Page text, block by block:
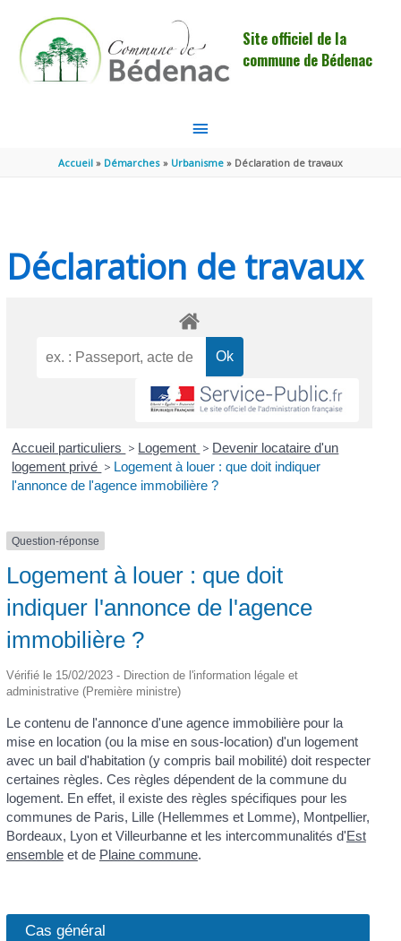
Site officiel de la
commune de Bédenac
MENU
PRINCIPAL
Accueil Démarches Urbanisme Déclaration de travaux
Déclaration de travaux
Accueil particuliers > Logement > Devenir locataire d'un
logement privé > Logement à louer : que doit indiquer
l'annonce de l'agence immobilière ?
Question-réponse
Logement à louer : que doit
indiquer l'annonce de l'agence
immobilière ?
Vérifié le 15/02/2023 - Direction de l'information légale et
administrative (Première ministre)
Le contenu de l'annonce d'une agence immobilière pour la
mise en location (ou la mise en sous-location) d'un logement
avec un bail d'habitation (y compris bail mobilité) doit respecter
certaines règles. Ces règles dépendent de la commune du
logement. En effet, il existe des règles spécifiques pour les
communes de Paris, Lille (Hellemmes et Lomme), Montpellier,
Bordeaux, Lyon et Villeurbanne et les intercommunalités d'Est
ensembleet de Plaine commune.
Cas général